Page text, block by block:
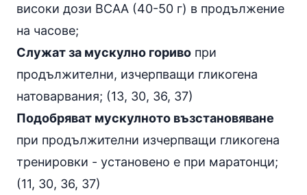
високи дози BCAA (40-50 г) в продължение
на часове;
Служат за мускулно гориво при
продължителни, изчерпващи гликогена
натоварвания; (13, 30, 36, 37)
Подобряват мускулното възстановяване
при продължителни изчерпващи гликогена
тренировки - установено е при маратонци;
(11, 30, 36, 37)